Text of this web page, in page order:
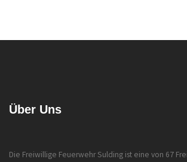
Über Uns
Die Freiwillige Feuerwehr Sulding ist eine von 67